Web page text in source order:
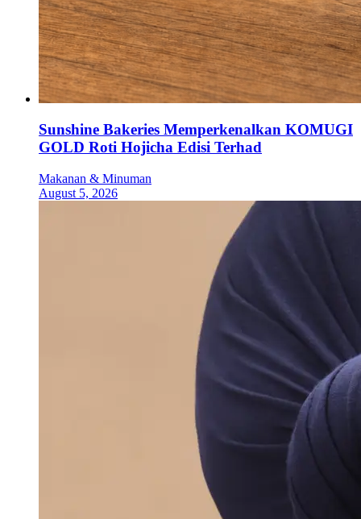
Sunshine Bakeries Memperkenalkan KOMUGI
GOLD Roti Hojicha Edisi Terhad
Makanan & Minuman
August 5, 2026